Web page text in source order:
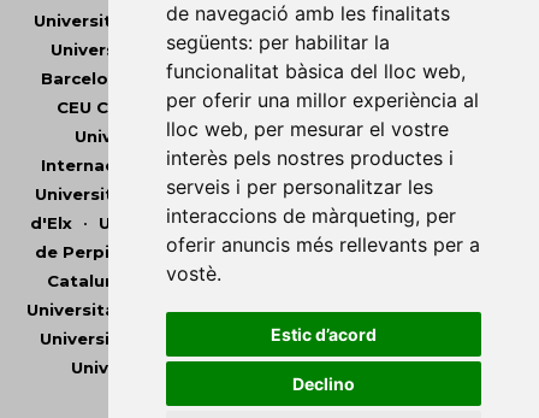
de navegació amb les finalitats
següents: per habilitar la
funcionalitat bàsica del lloc web,
per oferir una millor experiència al
lloc web, per mesurar el vostre
interès pels nostres productes i
serveis i per personalitzar les
interaccions de màrqueting, per
oferir anuncis més rellevants per a
vostè.
Estic d’acord
Declino
Universitat Abat Oliba CEU•Universitat d'Alacant
Universitat d'Andorra•Universitat Autònoma de
Barcelona
Universitat de Barcelona•Universitat
CEU Cardenal Herrera•Universitat de Girona •
Universitat de les Illes Balears• Universitat
Internacional de Catalunya•Universitat Jaume I
Universitat de Lleida• Universitat Miguel Hernández
d'Elx• Universitat Oberta de Catalunya•Universitat
de Perpinyà Via Domitia•Universitat Politècnica de
Catalunya
Universitat Politècnica de València
Universitat Pompeu Fabra•Universitat Ramon Llull
Universitat Rovira i Virgili
•Universitat de Sàsser
Universitat de València•Universitat de Vic -
Universitat Central de Catalunya